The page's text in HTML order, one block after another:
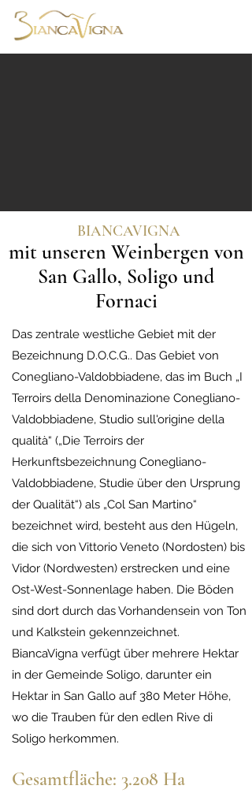
BIANCAVIGNA
mit unseren Weinbergen von
San Gallo, Soligo und
Fornaci
Das zentrale westliche Gebiet mit der
Bezeichnung D.O.C.G.. Das Gebiet von
Conegliano-Valdobbiadene, das im Buch „I
Terroirs della Denominazione Conegliano-
Valdobbiadene, Studio sull'origine della
qualità“ („Die Terroirs der
Herkunftsbezeichnung Conegliano-
Valdobbiadene, Studie über den Ursprung
der Qualität“) als „Col San Martino“
bezeichnet wird, besteht aus den Hügeln,
die sich von Vittorio Veneto (Nordosten) bis
Vidor (Nordwesten) erstrecken und eine
Ost-West-Sonnenlage haben. Die Böden
sind dort durch das Vorhandensein von Ton
und Kalkstein gekennzeichnet.
BiancaVigna verfügt über mehrere Hektar
in der Gemeinde Soligo, darunter ein
Hektar in San Gallo auf 380 Meter Höhe,
wo die Trauben für den edlen Rive di
Soligo herkommen.
Gesamtfläche: 3.208 Ha